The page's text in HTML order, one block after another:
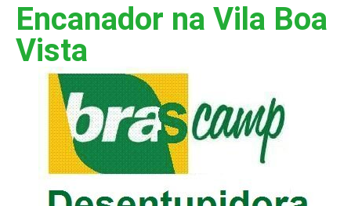
Encanador na Vila Boa
Vista